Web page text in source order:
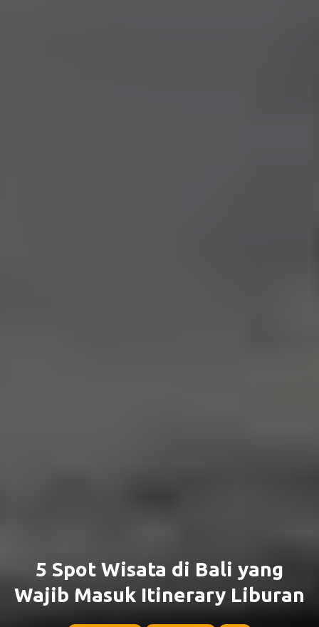
5 Spot Wisata di Bali yang
Wajib Masuk Itinerary Liburan